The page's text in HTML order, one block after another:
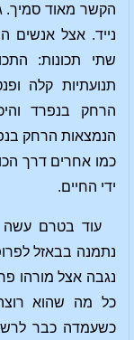
הקשר מאוד סמיך.
נייד. אצל אנשים
שתי תכונות:
תנועתיות קלה
הרחק בנפרד
הנמצאות הרחק
כמו אחרים דרך
ידי החיים.
עוד בטרם עשה
נתמנה בבאזל
נגבה אצל מורהו
כל מה שהוא
כשעמדה כבר